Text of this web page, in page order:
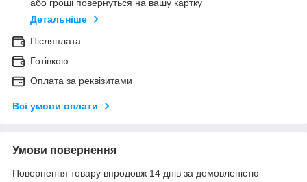
або гроші повернуться на вашу картку
Детальніше
Післяплата
Готівкою
Оплата за реквізитами
Всі умови оплати
Умови повернення
Повернення товару впродовж 14 днів за домовленістю